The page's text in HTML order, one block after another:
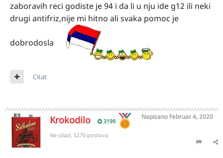
zaboravih reci godiste je 94 i da li u nju ide g12 ili neki
drugi antifriz,nije mi hitno ali svaka pomoc je
dobrodosla
Citat
Krokodilo 3199
Napisano Februar 4, 2020
Ne silazi, 5270 postova